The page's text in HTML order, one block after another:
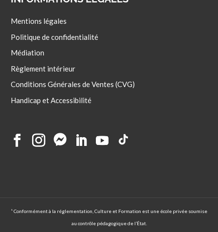
Mentions légales
Politique de confidentialité
Médiation
Règlement intérieur
Conditions Générales de Ventes (CVG)
Handicap et Accessibilité
¹ Conformément à la réglementation, Culture et Formation est une école privée soumise
au contrôle pédagogique de l’État.